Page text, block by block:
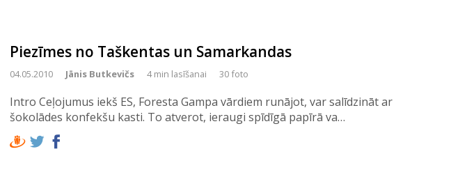
Piezīmes no Taškentas un Samarkandas
04.05.2010 Jānis Butkevičs 4 min lasīšanai 30 foto
Intro Ceļojumus iekš ES, Foresta Gampa vārdiem runājot, var salīdzināt ar
šokolādes konfekšu kasti. To atverot, ieraugi spīdīgā papīrā va…